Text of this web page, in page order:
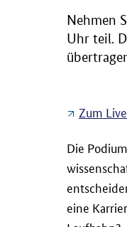
Nehmen
Uhr teil.
Zum
Die
eine